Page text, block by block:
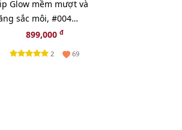
Glow mềm mượt và
sắc môi, #004
Coral - cam tự nhiên
(New)
899,000 đ
2 69